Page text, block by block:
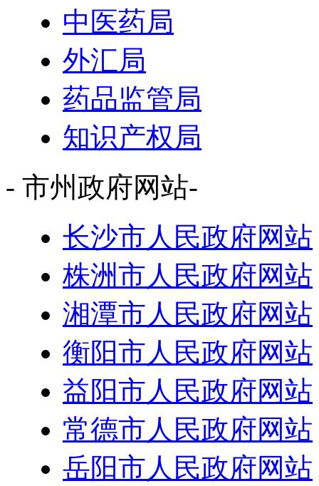
中医药局
外汇局
药品监管局
知识产权局
- 市州政府网站-
长沙市人民政府网站
株洲市人民政府网站
湘潭市人民政府网站
衡阳市人民政府网站
益阳市人民政府网站
常德市人民政府网站
岳阳市人民政府网站